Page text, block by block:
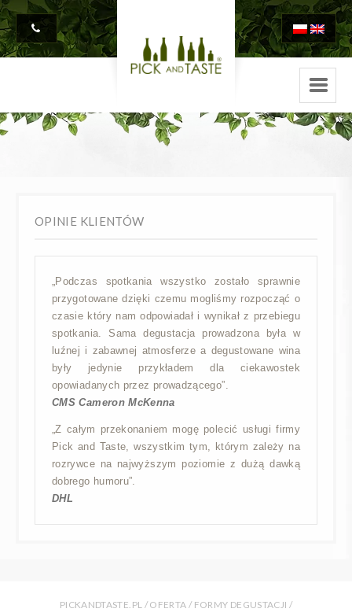
OPINIE KLIENTÓW
„Podczas spotkania wszystko zostało sprawnie
przygotowane dzięki czemu mogliśmy rozpocząć o
czasie który nam odpowiadał i wynikał z przebiegu
spotkania. Sama degustacja prowadzona była w
luźnej i zabawnej atmosferze a degustowane wina
były jedynie przykładem dla ciekawostek
opowiadanych przez prowadzącego”.
CMS Cameron McKenna
„Z całym przekonaniem mogę polecić usługi firmy
Pick and Taste, wszystkim tym, którym zależy na
rozrywce na najwyższym poziomie z dużą dawką
dobrego humoru”.
DHL
PICKANDTASTE.PL / OFERTA / FORMY DEGUSTACJI /